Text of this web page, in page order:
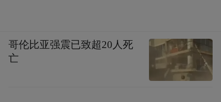
哥伦比亚强震已致超20人死
亡